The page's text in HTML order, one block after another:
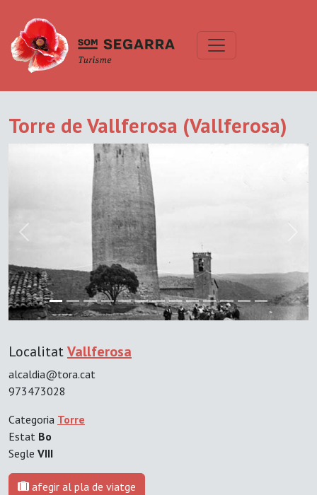
Torre de Vallferosa (Vallferosa)
Previous
LocalitatVallferosa
alcaldia@tora.cat
973473028
Categoria Torre
Estat Bo
Segle VIII
afegir al pla de viatge